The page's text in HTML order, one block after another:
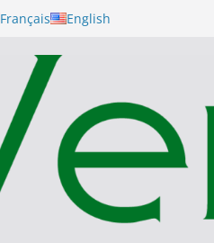
Français English